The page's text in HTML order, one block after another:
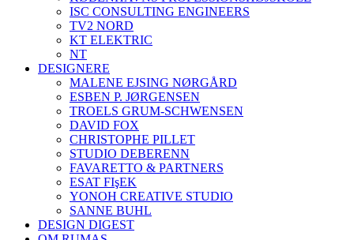
ISC CONSULTING ENGINEERS
TV2 NORD
KT ELEKTRIC
NT
DESIGNERE
MALENE EJSING NØRGÅRD
ESBEN P. JØRGENSEN
TROELS GRUM-SCHWENSEN
DAVID FOX
CHRISTOPHE PILLET
STUDIO DEBERENN
FAVARETTO & PARTNERS
ESAT FIşEK
YONOH CREATIVE STUDIO
SANNE BUHL
DESIGN DIGEST